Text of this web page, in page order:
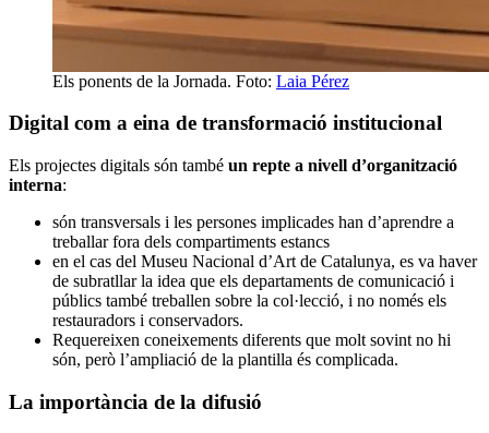
Els ponents de la Jornada. Foto: Laia Pérez
Digital com a eina de transformació institucional
Els projectes digitals són també un repte a nivell d’organització
interna:
són transversals i les persones implicades han d’aprendre a
treballar fora dels compartiments estancs
en el cas del Museu Nacional d’Art de Catalunya, es va haver
de subratllar la idea que els departaments de comunicació i
públics també treballen sobre la col·lecció, i no només els
restauradors i conservadors.
Requereixen coneixements diferents que molt sovint no hi
són, però l’ampliació de la plantilla és complicada.
La importància de la difusió